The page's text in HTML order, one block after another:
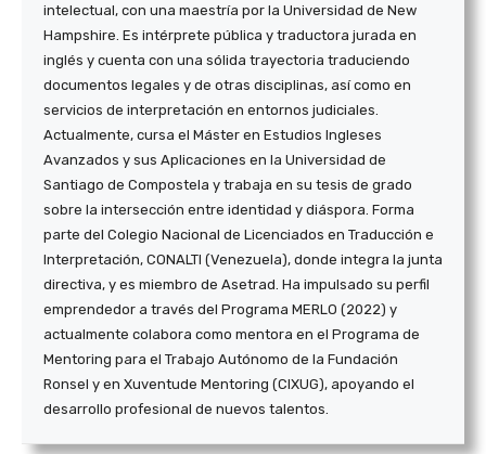
intelectual, con una maestría por la Universidad de New
Hampshire. Es intérprete pública y traductora jurada en
inglés y cuenta con una sólida trayectoria traduciendo
documentos legales y de otras disciplinas, así como en
servicios de interpretación en entornos judiciales.
Actualmente, cursa el Máster en Estudios Ingleses
Avanzados y sus Aplicaciones en la Universidad de
Santiago de Compostela y trabaja en su tesis de grado
sobre la intersección entre identidad y diáspora. Forma
parte del Colegio Nacional de Licenciados en Traducción e
Interpretación, CONALTI (Venezuela), donde integra la junta
directiva, y es miembro de Asetrad. Ha impulsado su perfil
emprendedor a través del Programa MERLO (2022) y
actualmente colabora como mentora en el Programa de
Mentoring para el Trabajo Autónomo de la Fundación
Ronsel y en Xuventude Mentoring (CIXUG), apoyando el
desarrollo profesional de nuevos talentos.